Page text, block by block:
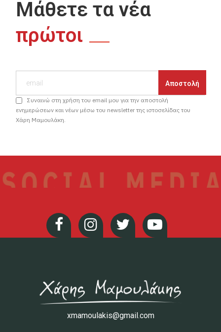
Μάθετε τα νέα
πρώτοι
Συναινώ στη χρήση του email μου για την αποστολή
ενημερώσεων και νέων μέσω του newsletter της ιστοσελίδας του
Χάρη Μαμουλάκη.
xmamoulakis@gmail.com